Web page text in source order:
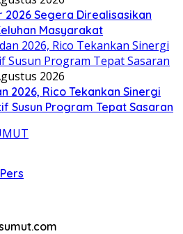
2026 Segera Direalisasikan
Masyarakat
2026
2026, Rico Tekankan Sinergi
Susun Program Tepat Sasaran